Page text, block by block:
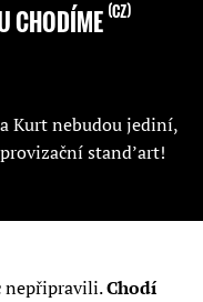
CHODÍME CZ
Kurt nebudou jediní,
stand’art!
nepřipravili.Chodí